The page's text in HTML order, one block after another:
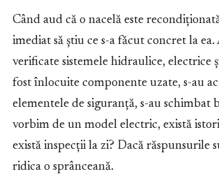
Când aud că o nacelă este
imediat să știu ce s-a făcut concret la ea.
verificate sistemele hidraulice, electrice
fost înlocuite componente uzate, s-au
elementele de siguranță, s-au schimbat
vorbim de un model electric, există
există inspecții la zi? Dacă răspunsurile
ridica o sprânceană.